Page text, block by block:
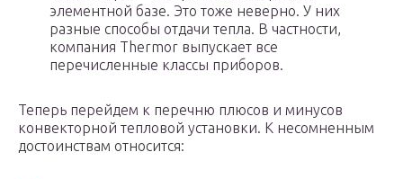
элементной базе. Это тоже неверно. У них
разные способы отдачи тепла. В частности,
компания Thermor выпускает все
перечисленные классы приборов.
Теперь перейдем к перечню плюсов и минусов
конвекторной тепловой установки. К несомненным
достоинствам относится: